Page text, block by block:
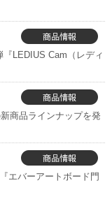
LEDIUS Cam（レディ
商品ラインナップを発
エバーアートボード門